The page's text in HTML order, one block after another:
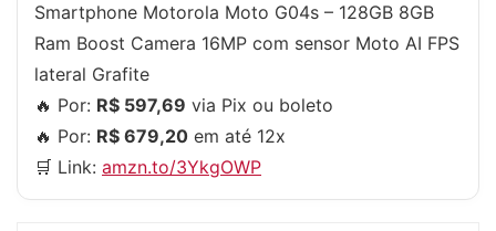
Smartphone Motorola Moto G04s – 128GB 8GB
Ram Boost Camera 16MP com sensor Moto AI FPS
lateral Grafite
🔥 Por: R$ 597,69 via Pix ou boleto
🔥 Por: R$ 679,20 em até 12x
🛒 Link: amzn.to/3YkgOWP